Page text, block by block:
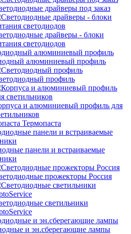
драйверы под заказ
драйверы - блоки
светодиодов
алюминиевый профиль
профиль
и алюминиевый профиль для
Термопаста
панели и встраиваемые
прожекторы Россия
светильники
и эн.сберегающие лампы